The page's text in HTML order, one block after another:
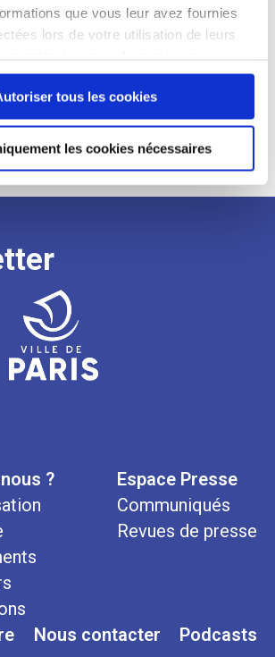
que vous leur avez fournies
lors de votre utilisation de leurs
notre site Web.
tous les cookies
les cookies nécessaires
?
Espace Presse
Communiqués
Revues de presse
Nous contacter Podcasts